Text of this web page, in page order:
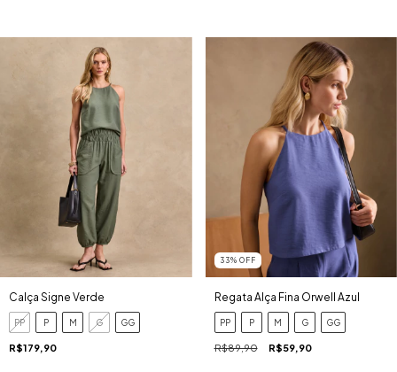
Calça Signe Verde
PP P M G GG
R$179,90
33% OFF
Regata Alça Fina Orwell Azul
PP P M G GG
R$89,90 R$59,90